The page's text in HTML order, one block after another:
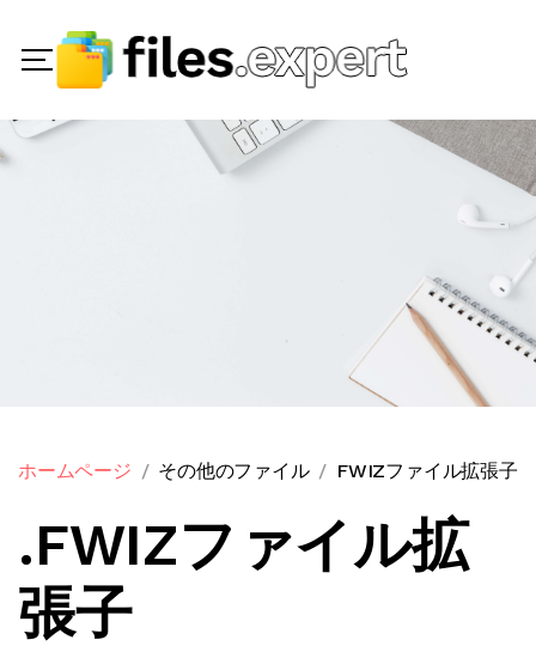
ホームページ その他のファイル FWIZファイル拡張子
.FWIZファイル拡
張子